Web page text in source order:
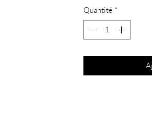
Quantité *